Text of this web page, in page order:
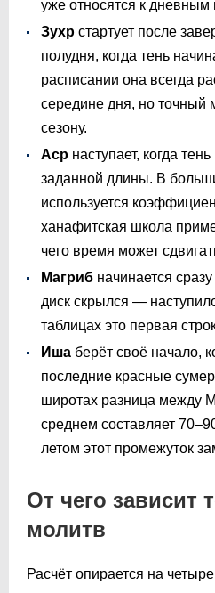
уже относятся к дневным
Зухр стартует после
полудня, когда тень
расписании она всегда
середине дня, но точный
сезону.
Аср наступает, когда
заданной длины. В
используется
ханафитская школа
чего время может
Магриб начинается
диск скрылся —
таблицах это первая
Иша берёт своё начало,
последние красные
широтах разница между
среднем составляет
летом этот промежуток
От чего зависит
молитв
Расчёт опирается на